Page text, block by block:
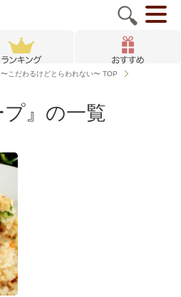
こだわるけどとらわれない〜 TOP
プ』の一覧